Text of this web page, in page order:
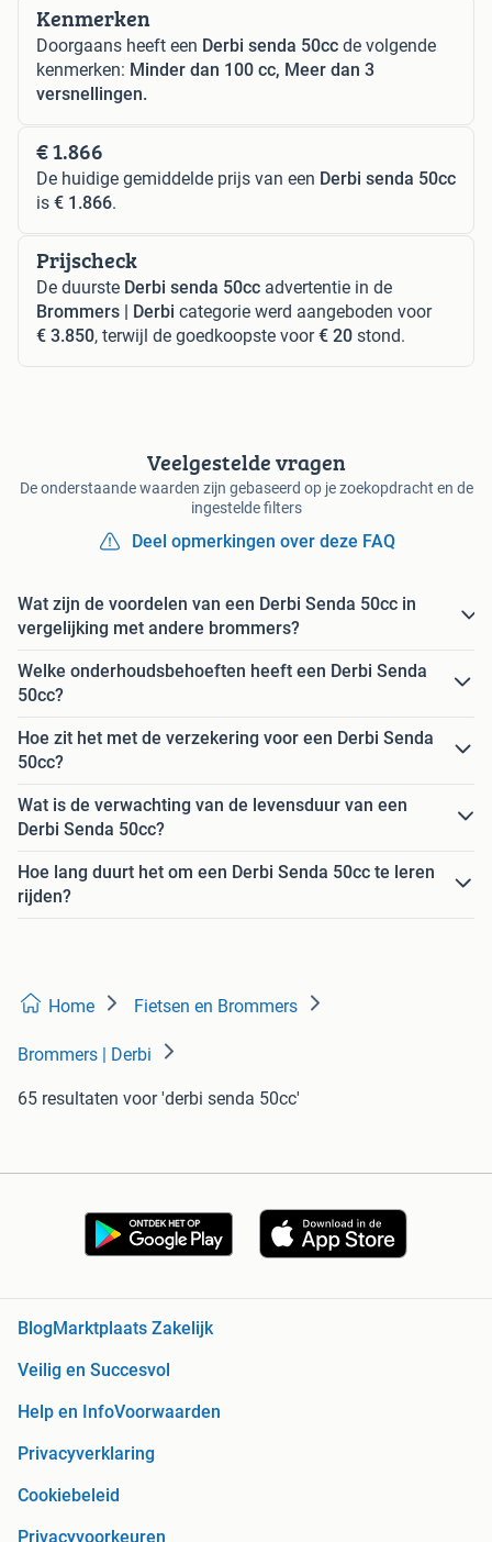
Kenmerken
Doorgaans heeft een Derbi senda 50cc de volgende
kenmerken: Minder dan 100 cc, Meer dan 3
versnellingen.
€ 1.866
De huidige gemiddelde prijs van een Derbi senda 50cc
is € 1.866.
Prijscheck
De duurste Derbi senda 50cc advertentie in de
Brommers | Derbi categorie werd aangeboden voor
€ 3.850, terwijl de goedkoopste voor€ 20 stond.
Veelgestelde vragen
De onderstaande waarden zijn gebaseerd op je zoekopdracht en de
ingestelde filters
Deel opmerkingen over deze FAQ
Wat zijn de voordelen van een Derbi Senda 50cc in
vergelijking met andere brommers?
Welke onderhoudsbehoeften heeft een Derbi Senda
50cc?
Hoe zit het met de verzekering voor een Derbi Senda
50cc?
Wat is de verwachting van de levensduur van een
Derbi Senda 50cc?
Hoe lang duurt het om een Derbi Senda 50cc te leren
rijden?
Home Fietsen en Brommers
Brommers | Derbi
65 resultaten voor 'derbi senda 50cc'
BlogMarktplaats Zakelijk
Veilig en Succesvol
Help en InfoVoorwaarden
Privacyverklaring
Cookiebeleid
Privacyvoorkeuren